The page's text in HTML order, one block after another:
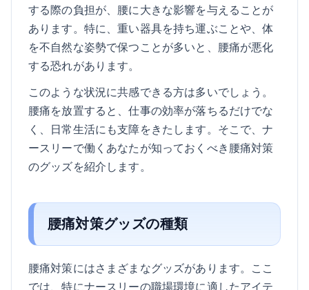
する際の負担が、腰に大きな影響を与えることが
あります。特に、重い器具を持ち運ぶことや、体
を不自然な姿勢で保つことが多いと、腰痛が悪化
する恐れがあります。
このような状況に共感できる方は多いでしょう。
腰痛を放置すると、仕事の効率が落ちるだけでな
く、日常生活にも支障をきたします。そこで、ナ
ースリーで働くあなたが知っておくべき腰痛対策
のグッズを紹介します。
腰痛対策グッズの種類
腰痛対策にはさまざまなグッズがあります。ここ
では、特にナースリーの職場環境に適したアイテ